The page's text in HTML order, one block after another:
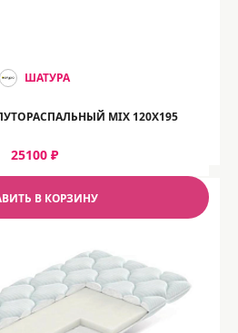
ШАТУРА
MIX 120Х195
25100 ₽
В КОРЗИНУ